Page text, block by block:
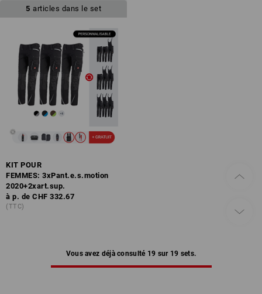
5 articles dans le set
KIT POUR
FEMMES: 3xPant.e.s.motion
2020+2xart.sup.
à p. de CHF 332.67
(TTC)
Vous avez déjà consulté 19 sur 19 sets.